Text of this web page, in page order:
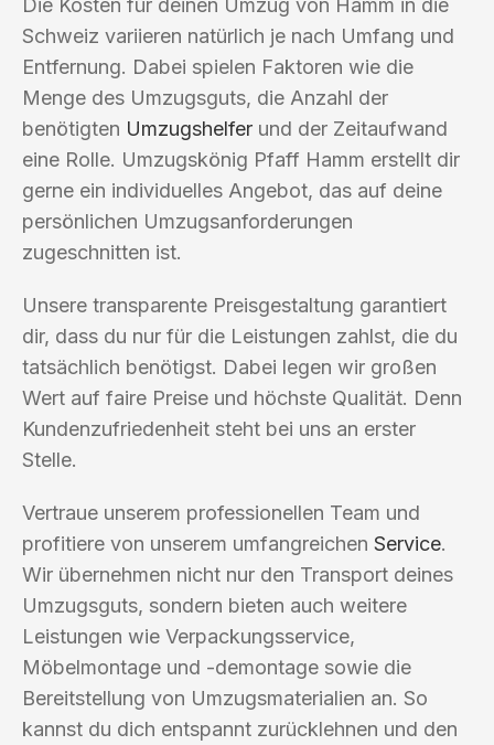
Die Kosten für deinen Umzug von Hamm in die
Schweiz variieren natürlich je nach Umfang und
Entfernung. Dabei spielen Faktoren wie die
Menge des Umzugsguts, die Anzahl der
benötigten Umzugshelfer und der Zeitaufwand
eine Rolle. Umzugskönig Pfaff Hamm erstellt dir
gerne ein individuelles Angebot, das auf deine
persönlichen Umzugsanforderungen
zugeschnitten ist.
Unsere transparente Preisgestaltung garantiert
dir, dass du nur für die Leistungen zahlst, die du
tatsächlich benötigst. Dabei legen wir großen
Wert auf faire Preise und höchste Qualität. Denn
Kundenzufriedenheit steht bei uns an erster
Stelle.
Vertraue unserem professionellen Team und
profitiere von unserem umfangreichen Service.
Wir übernehmen nicht nur den Transport deines
Umzugsguts, sondern bieten auch weitere
Leistungen wie Verpackungsservice,
Möbelmontage und -demontage sowie die
Bereitstellung von Umzugsmaterialien an. So
kannst du dich entspannt zurücklehnen und den